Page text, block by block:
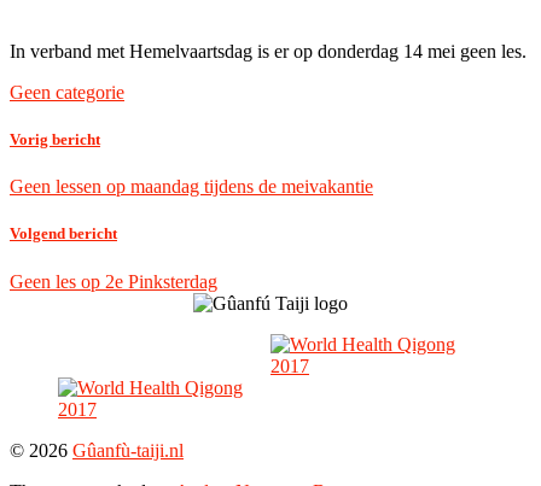
In verband met Hemelvaartsdag is er op donderdag 14 mei geen les.
Geen categorie
Vorig bericht
Geen lessen op maandag tijdens de meivakantie
Volgend bericht
Geen les op 2e Pinksterdag
© 2026 Gûanfù-taiji.nl